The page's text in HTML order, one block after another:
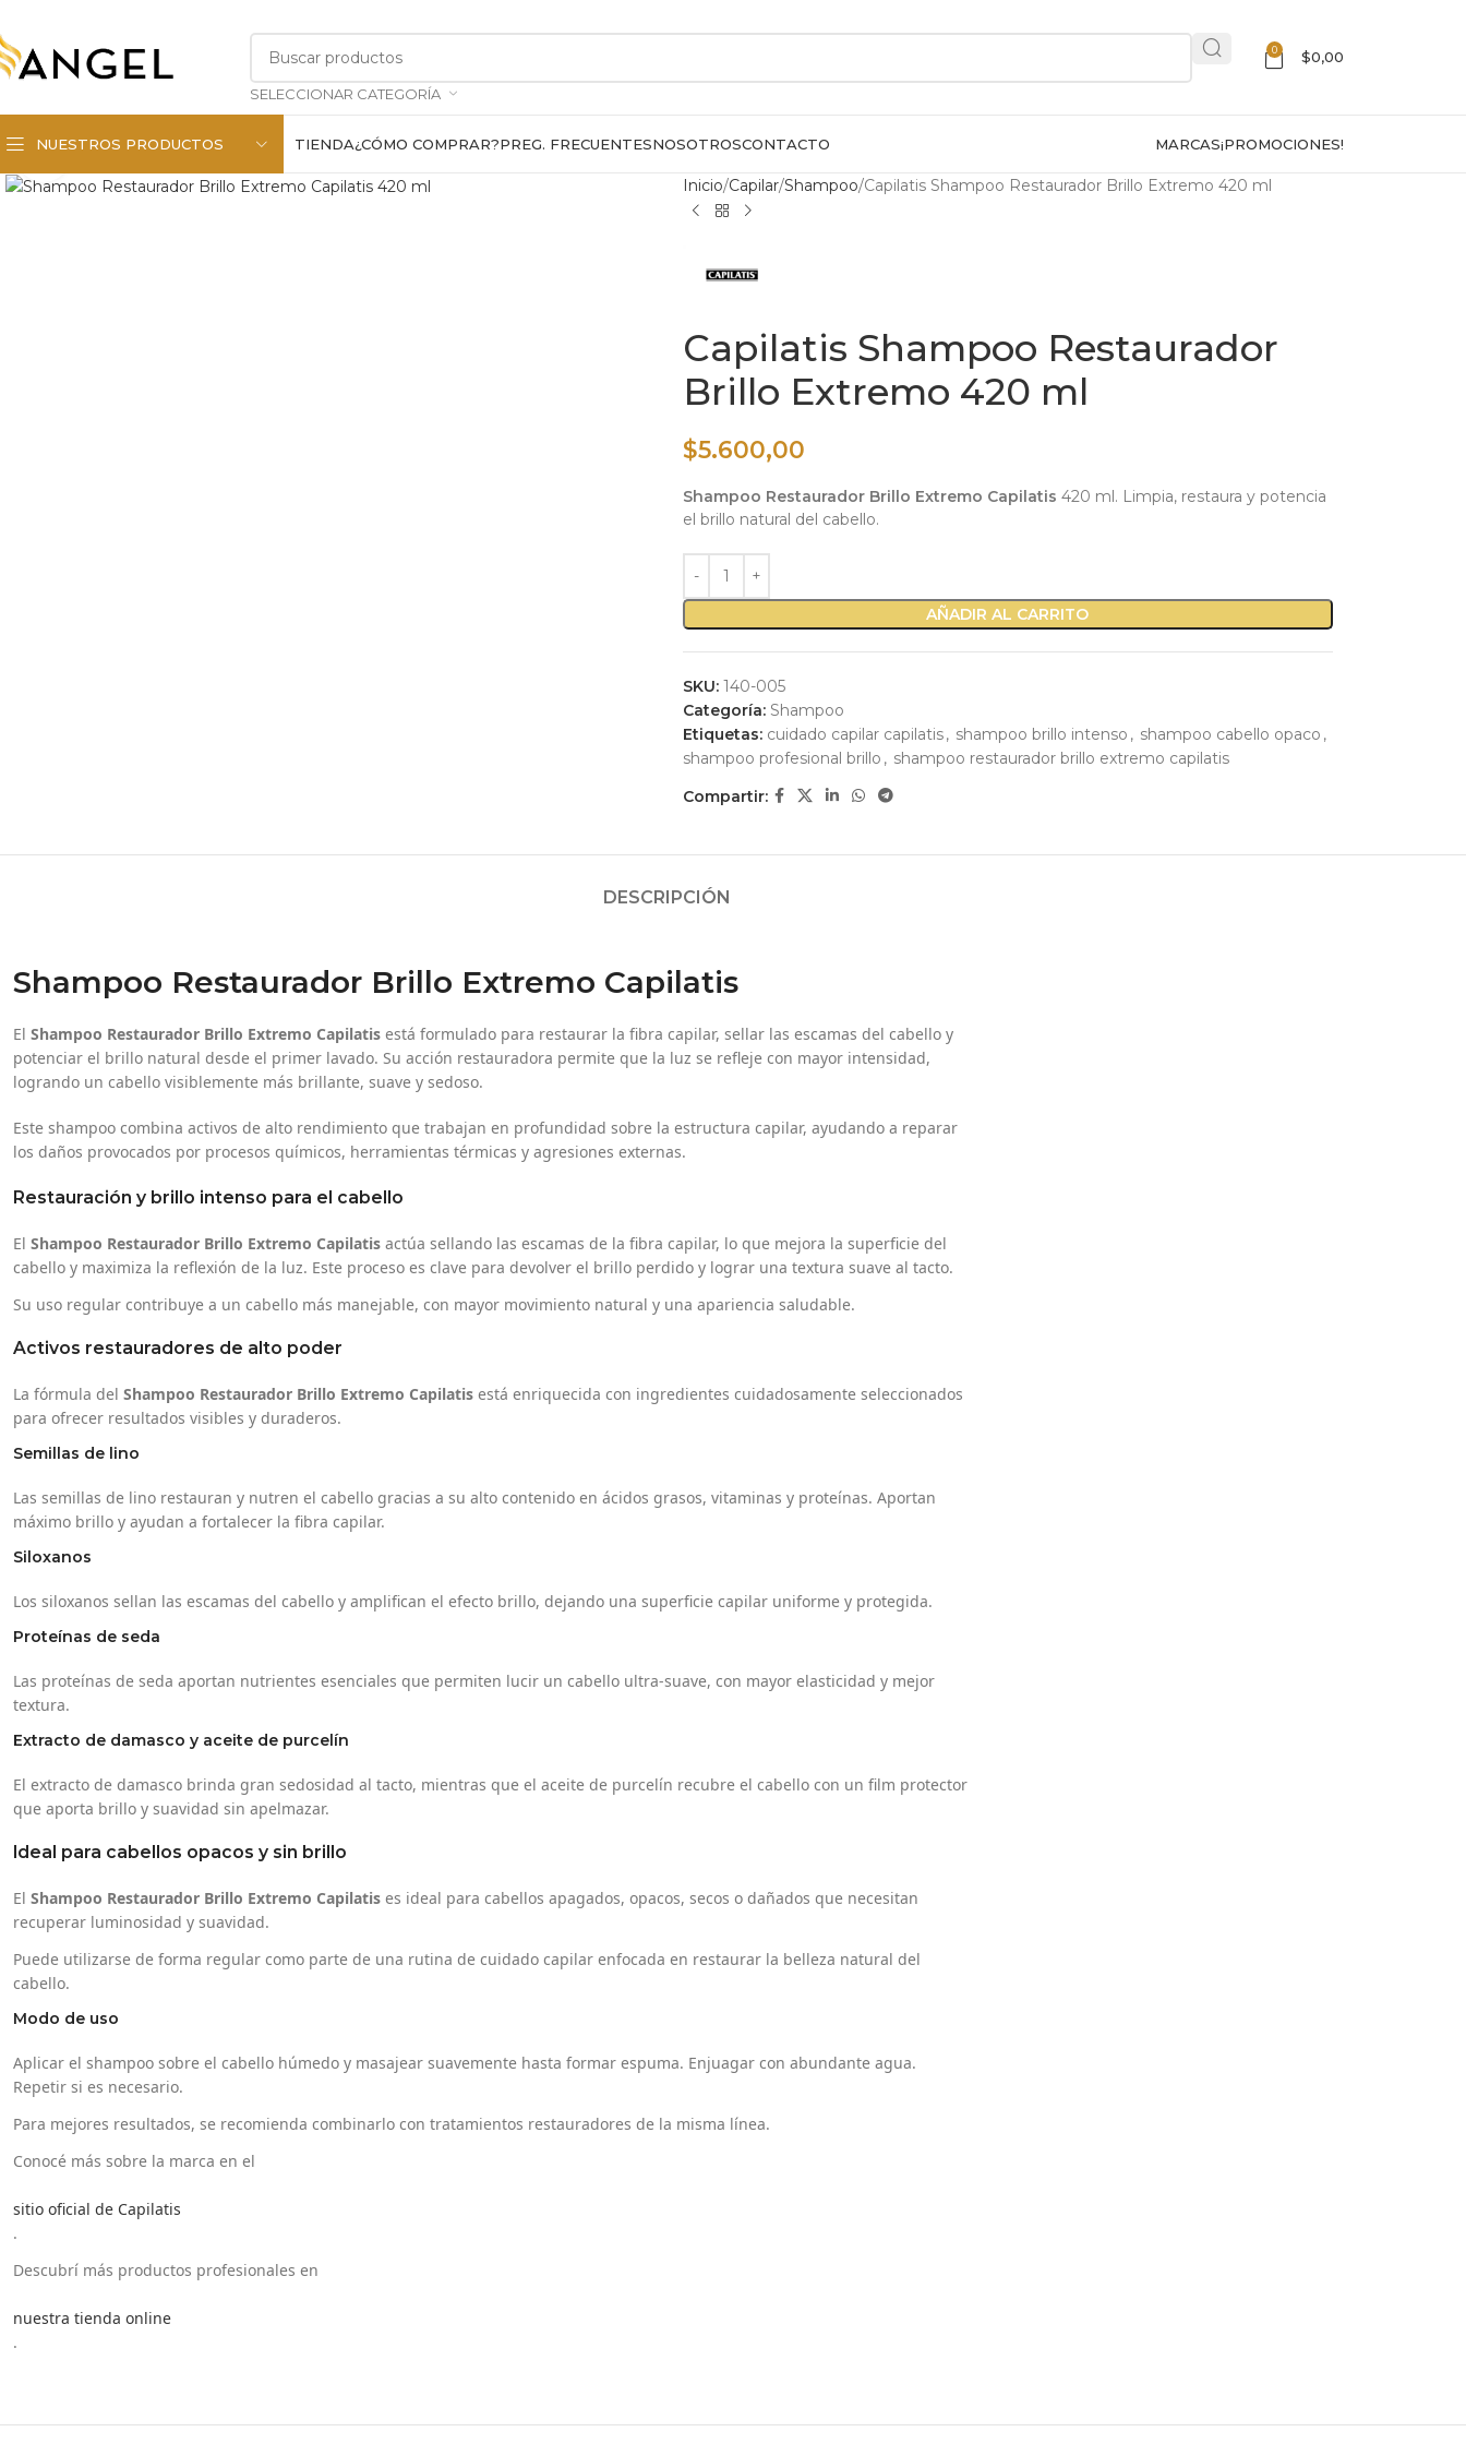
SELECCIONAR CATEGORÍA
0 $0,00
NUESTROS PRODUCTOS TIENDA¿CÓMO COMPRAR?PREG. FRECUENTESNOSOTROSCONTACTO MARCAS¡PROMOCIONES!
Haga clic para ampliar
Inicio Capilar Shampoo Capilatis Shampoo Restaurador Brillo Extremo 420 ml
Capilatis Shampoo Restaurador
Brillo Extremo 420 ml
$5.600,00
Shampoo Restaurador Brillo Extremo Capilatis 420 ml. Limpia, restaura y potencia
el brillo natural del cabello.
AÑADIR AL CARRITO
SKU: 140-005
Categoría: Shampoo
Etiquetas: cuidado capilar capilatis, shampoo brillo intenso , shampoo cabello opaco ,
shampoo profesional brillo , shampoo restaurador brillo extremo capilatis
Compartir:
DESCRIPCIÓN
Shampoo Restaurador Brillo Extremo Capilatis
El Shampoo Restaurador Brillo Extremo Capilatis está formulado para restaurar la fibra capilar, sellar las escamas del cabello y
potenciar el brillo natural desde el primer lavado. Su acción restauradora permite que la luz se refleje con mayor intensidad,
logrando un cabello visiblemente más brillante, suave y sedoso.
Este shampoo combina activos de alto rendimiento que trabajan en profundidad sobre la estructura capilar, ayudando a reparar
los daños provocados por procesos químicos, herramientas térmicas y agresiones externas.
Restauración y brillo intenso para el cabello
El Shampoo Restaurador Brillo Extremo Capilatis actúa sellando las escamas de la fibra capilar, lo que mejora la superficie del
cabello y maximiza la reflexión de la luz. Este proceso es clave para devolver el brillo perdido y lograr una textura suave al tacto.
Su uso regular contribuye a un cabello más manejable, con mayor movimiento natural y una apariencia saludable.
Activos restauradores de alto poder
La fórmula del Shampoo Restaurador Brillo Extremo Capilatis está enriquecida con ingredientes cuidadosamente seleccionados
para ofrecer resultados visibles y duraderos.
Semillas de lino
Las semillas de lino restauran y nutren el cabello gracias a su alto contenido en ácidos grasos, vitaminas y proteínas. Aportan
máximo brillo y ayudan a fortalecer la fibra capilar.
Siloxanos
Los siloxanos sellan las escamas del cabello y amplifican el efecto brillo, dejando una superficie capilar uniforme y protegida.
Proteínas de seda
Las proteínas de seda aportan nutrientes esenciales que permiten lucir un cabello ultra-suave, con mayor elasticidad y mejor
textura.
Extracto de damasco y aceite de purcelín
El extracto de damasco brinda gran sedosidad al tacto, mientras que el aceite de purcelín recubre el cabello con un film protector
que aporta brillo y suavidad sin apelmazar.
Ideal para cabellos opacos y sin brillo
El Shampoo Restaurador Brillo Extremo Capilatis es ideal para cabellos apagados, opacos, secos o dañados que necesitan
recuperar luminosidad y suavidad.
Puede utilizarse de forma regular como parte de una rutina de cuidado capilar enfocada en restaurar la belleza natural del
cabello.
Modo de uso
Aplicar el shampoo sobre el cabello húmedo y masajear suavemente hasta formar espuma. Enjuagar con abundante agua.
Repetir si es necesario.
Para mejores resultados, se recomienda combinarlo con tratamientos restauradores de la misma línea.
Conocé más sobre la marca en el
sitio oficial de Capilatis
.
Descubrí más productos profesionales en
nuestra tienda online
.